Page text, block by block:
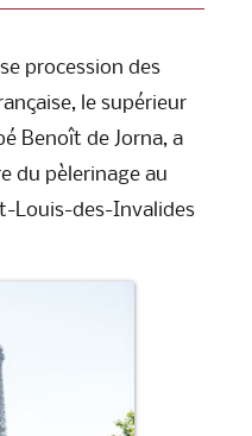
procession des
le supérieur
Benoît de Jorna, a
du pèlerinage au
Louis-des-Invalides